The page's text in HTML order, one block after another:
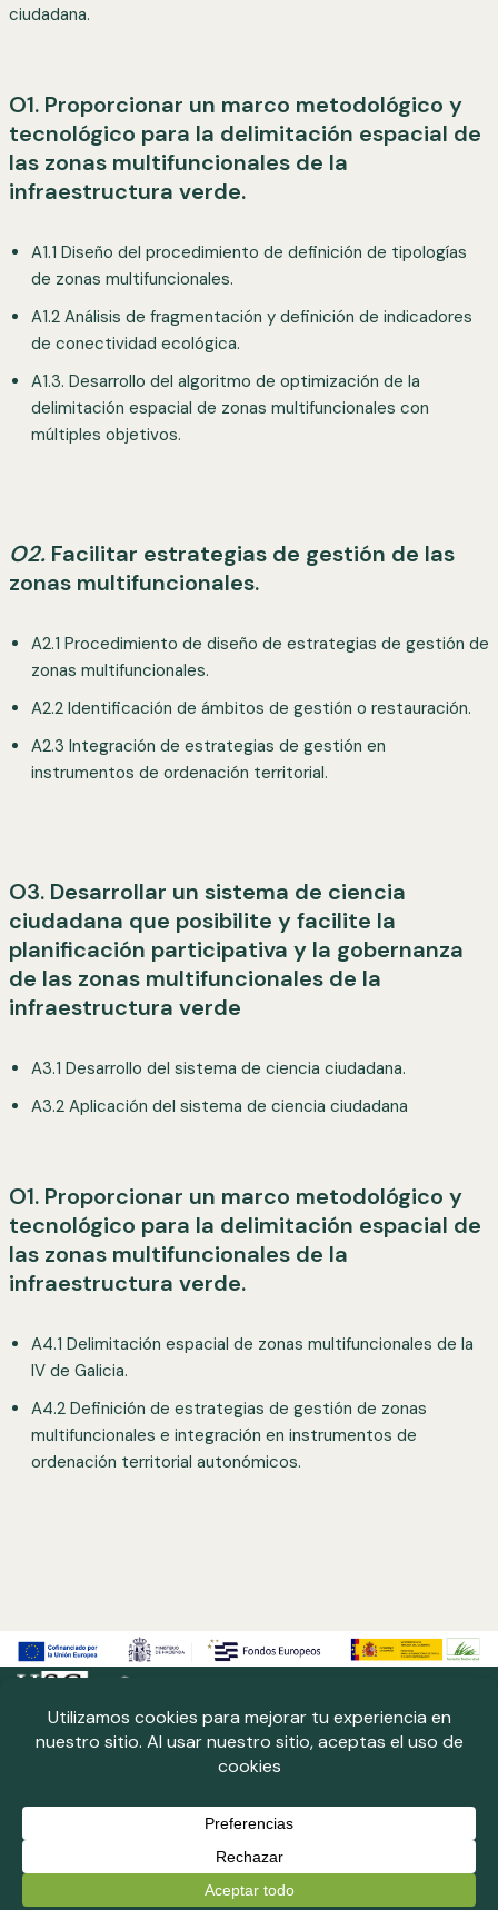
ciudadana.
O1. Proporcionar un marco metodológico y
tecnológico para la delimitación espacial de
las zonas multifuncionales de la
infraestructura verde.
A1.1 Diseño del procedimiento de definición de tipologías
de zonas multifuncionales.
A1.2 Análisis de fragmentación y definición de indicadores
de conectividad ecológica.
A1.3. Desarrollo del algoritmo de optimización de la
delimitación espacial de zonas multifuncionales con
múltiples objetivos.
O2. Facilitar estrategias de gestión de las
zonas multifuncionales.
A2.1 Procedimiento de diseño de estrategias de gestión de
zonas multifuncionales.
A2.2 Identificación de ámbitos de gestión o restauración.
A2.3 Integración de estrategias de gestión en
instrumentos de ordenación territorial.
O3. Desarrollar un sistema de ciencia
ciudadana que posibilite y facilite la
planificación participativa y la gobernanza
de las zonas multifuncionales de la
infraestructura verde
A3.1 Desarrollo del sistema de ciencia ciudadana.
A3.2 Aplicación del sistema de ciencia ciudadana
O1. Proporcionar un marco metodológico y
tecnológico para la delimitación espacial de
las zonas multifuncionales de la
infraestructura verde.
A4.1 Delimitación espacial de zonas multifuncionales de la
IV de Galicia.
A4.2 Definición de estrategias de gestión de zonas
multifuncionales e integración en instrumentos de
ordenación territorial autonómicos.
Neve| Funciona gracias aWordPress
Política de cookies
Política de privacidad